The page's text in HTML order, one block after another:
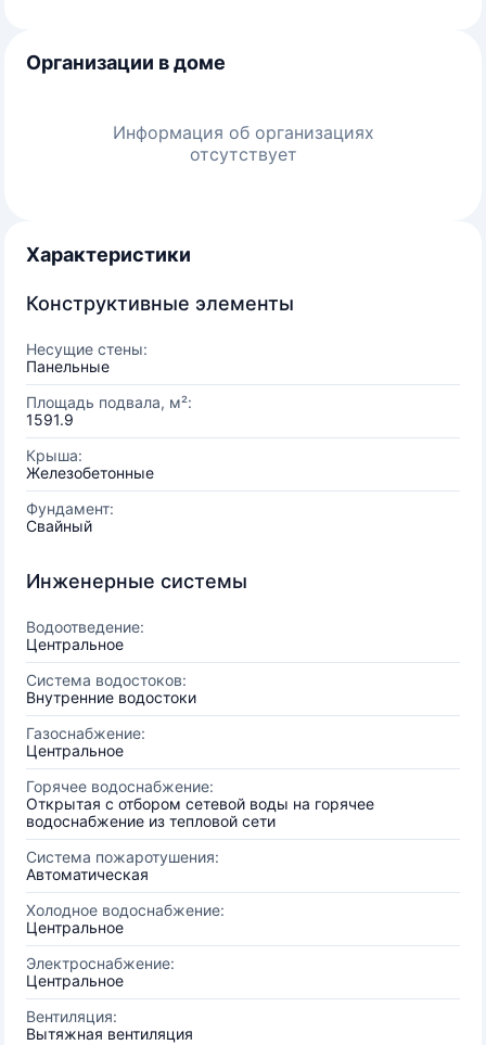
Организации в доме
Информация об организациях
отсутствует
Характеристики
Конструктивные элементы
Несущие стены:
Панельные
Площадь подвала, м²:
1591.9
Крыша:
Железобетонные
Фундамент:
Свайный
Инженерные системы
Водоотведение:
Центральное
Система водостоков:
Внутренние водостоки
Газоснабжение:
Центральное
Горячее водоснабжение:
Открытая с отбором сетевой воды на горячее
водоснабжение из тепловой сети
Система пожаротушения:
Автоматическая
Холодное водоснабжение:
Центральное
Электроснабжение:
Центральное
Вентиляция:
Вытяжная вентиляция